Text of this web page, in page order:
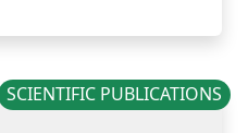
SCIENTIFIC PUBLICATIONS